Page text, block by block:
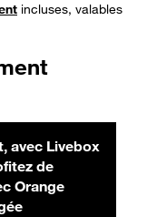
incluses, valables
avec Livebox
de
par mois
Orange